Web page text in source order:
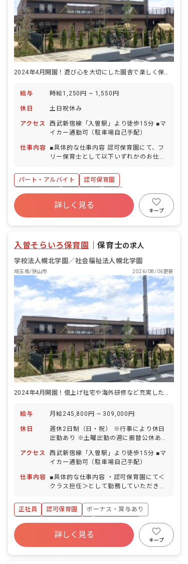
給与 時給1,250円 ~ 1,550円
休日 土日祝休み
アクセス
西武新宿線「入曽駅」より徒歩15分 ■マ
イカー通勤可（駐車場自己手配）
仕事内容
■具体的な仕事内容 認可保育園にて、フ
リー保育士として以下いずれかのお仕事
をしていただきます。 ※いずれもカリキ
ュラムや連絡帳等の書類作成はなく、保
育に専念できるポジションです。 ＜クラ
ス定員＞2024年4月予定 0歳児クラス
5名 1歳児クラス 14名 2歳児クラス
14名 3歳児クラス 19名 4歳児クラス
ンに、自信を持った主体性のある子ども
を育みます。幅広いカリキュラムや食育
活動を取り入れ、感じる心や考える力を
伸ばしていきます。
パート・アルバイト
認可保育園
社会保険完備
土日祝休み
有給
福利厚生充実
残業少なめ
昇給昇進あり
詳しく見る
キープ
入曽そらいろ保育園 ｜保育士の求人
学校法人幌北学園／社会福祉法人幌北学園
埼玉県/狭山市 2026/08/06更新
給与 月給245,800円 ~ 309,000円
休日
週休2日制（日・祝） ※行事により休日
出勤あり ※土曜出勤の週に振替公休あり
カ月経過後10日付与） 慶弔休暇 産前産
後・育児休暇（法人例年20名前後の産
休・育休取得実績あり） 介護休暇 他
※年間休日117日（有給休暇は別途付
アクセス
西武新宿線「入曽駅」より徒歩15分 ■マ
イカー通勤可（駐車場自己手配）
仕事内容
■具体的な仕事内容 ・認可保育園にて＜
クラス担任＞として勤務していただきま
です。 ＜クラス定員＞2024年4月予定 0
歳児クラス 5名 1歳児クラス 14名 2
歳児クラス 14名 3歳児クラス 19名 4
歳児クラス 19名 5歳児クラス 19名 ■
保育理念 「一生ワクワク生きてく子」を
スローガンに、自信を持った主体性のあ
正社員 認可保育園
ボーナス・賞与あり
寮・住宅・家賃補助あり
社会保険完備
福利厚生充実
退職金制度
詳しく見る
キープ